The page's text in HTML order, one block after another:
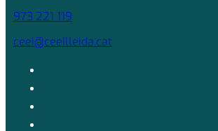
973 221 119
ceei@ceeilleida.cat